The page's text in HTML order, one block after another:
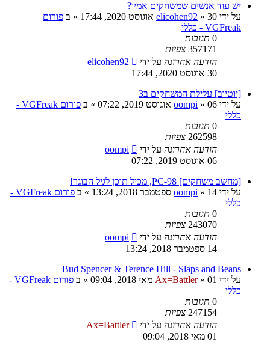
יש עוד אנשים שמשחקים אמיו?
על ידי
elicohen92 » 30 אוגוסט 2020, 17:44 » ב פורום
VGFreak - כללי
0 תגובות
357171 צפיות
הודעה אחרונה על ידי
elicohen92
30 אוגוסט 2020, 17:44
[יוטיוב] עלילת המשחקים ב3
על ידי
oompi » 06 אוגוסט 2019, 07:22 » ב
פורום VGFreak -
כללי
0 תגובות
262598 צפיות
הודעה אחרונה על ידי
oompi
06 אוגוסט 2019, 07:22
[מחשב משחקים] PC-98, מכיל תוכן לגיל הבוגר!
על ידי
oompi » 14 ספטמבר 2018, 13:24 » ב
פורום VGFreak -
כללי
0 תגובות
243070 צפיות
הודעה אחרונה על ידי
oompi
14 ספטמבר 2018, 13:24
Bud Spencer & Terence Hill - Slaps and Beans
על ידי
Ax=Battler» 01 מאי 2018, 09:04 » ב
פורום VGFreak -
כללי
0 תגובות
247154 צפיות
הודעה אחרונה על ידי
Ax=Battler
01 מאי 2018, 09:04